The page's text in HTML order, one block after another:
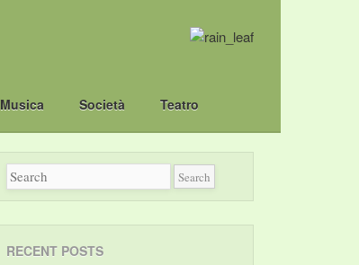
Musica Società Teatro
RECENT POSTS